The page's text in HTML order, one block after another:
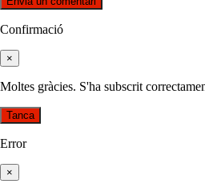
Confirmació
×
Moltes gràcies. S'ha subscrit
Tanca
Error
×